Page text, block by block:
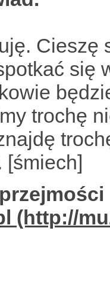
Cieszę
się
trochę
[śmiech]